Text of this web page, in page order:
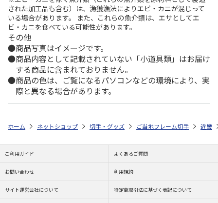
された加工品も含む）は、漁獲漁法によりエビ・カニが混じって
いる場合があります。 また、これらの魚介類は、エサとしてエ
ビ・カニを食べている可能性があります。
その他
商品写真はイメージです。
商品内容として記載されていない「小道具類」はお届け
する商品に含まれておりません。
商品の色は、ご覧になるパソコンなどの環境により、実
際と異なる場合があります。
ホーム ネットショップ 切手・グッズ ご当地フレーム切手 近畿
ご利用ガイド よくあるご質問
お問い合わせ 利用規約
サイト運営会社について 特定商取引法に基づく表記について